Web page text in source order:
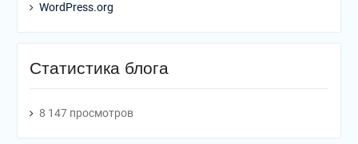
WordPress.org
Статистика блога
8 147 просмотров